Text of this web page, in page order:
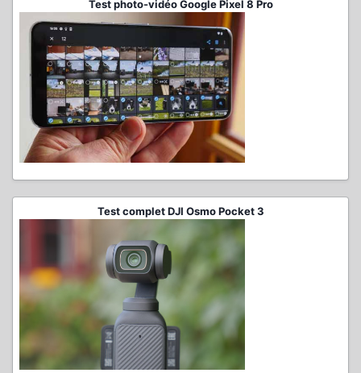
Test photo-vidéo Google Pixel 8 Pro
Test complet DJI Osmo Pocket 3